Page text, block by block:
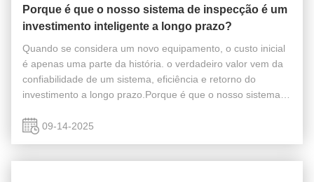
Porque é que o nosso sistema de inspecção é um
investimento inteligente a longo prazo?
Quando se considera um novo equipamento, o custo inicial
é apenas uma parte da história. o verdadeiro valor vem da
confiabilidade de um sistema, eficiência e retorno do
investimento a longo prazo.Porque é que o nosso sistema
inteligente a longo ...
09-14-2025